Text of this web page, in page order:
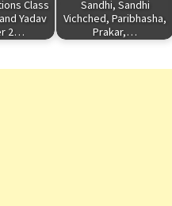
Class
Yadav
2…
Sandhi, Sandhi
Vichched, Paribhasha,
Prakar,…